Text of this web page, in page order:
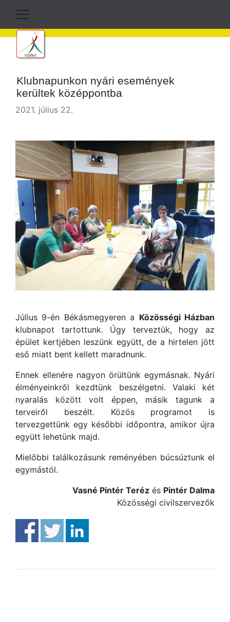
Klubnapunkon nyári események
kerültek középpontba
2021. július 22.
Július 9-én Békásmegyeren a Közösségi Házban
klubnapot tartottunk. Úgy terveztük, hogy az
épület kertjében leszünk együtt, de a hirtelen jött
eső miatt bent kellett maradnunk.
Ennek ellenére nagyon örültünk egymásnak. Nyári
élményeinkről kezdtünk beszélgetni. Valaki két
nyaralás között volt éppen, másik tagunk a
terveiről beszélt. Közös programot is
tervezgettünk egy későbbi időpontra, amikor újra
együtt lehetünk majd.
Mielőbbi találkozásunk reményében búcsúztunk el
egymástól.
Vasné Pintér Teréz és Pintér Dalma
Közösségi civilszervezők